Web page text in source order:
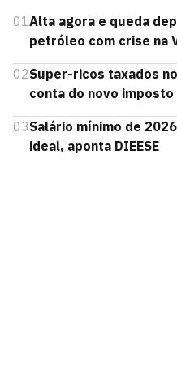
01Alta agora e queda
petróleo com crise na
02Super-ricos taxados
conta do novo imposto
03Salário mínimo de
ideal, aponta DIEESE